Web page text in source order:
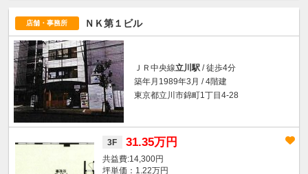
店舗・事務所 ＮＫ第１ビル
ＪＲ中央線立川駅 / 徒歩4分
築年月1989年3月 / 4階建
東京都立川市錦町1丁目4-28
3F 31.35万円
14,300円
坪単価：1.22万円